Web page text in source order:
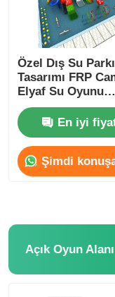
Ürünler
Özel Dış Su Parkı
Tasarımı FRP
Elyaf Su Oyunu
Ekipmanı Yüksek
Dayanıklılık
En iyi
Şimdi
Açık Oyun Alanı